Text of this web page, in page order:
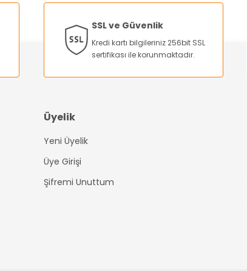
SSL ve Güvenlik
Kredi kartı bilgileriniz 256bit SSL
sertifikası ile korunmaktadır.
Üyelik
Yeni Üyelik
Üye Girişi
Şifremi Unuttum